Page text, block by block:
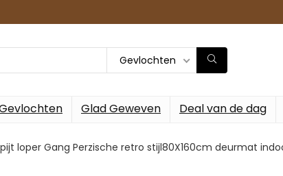
Gevlochten
Glad Geweven Deal van de dag
loper Gang Perzische retro stijl80X160cm deurmat